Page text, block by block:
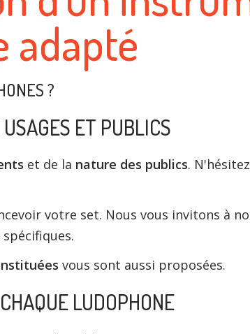
adapté
?
ET PUBLICS
et de la nature des publics.
votre set. Nous vous invitons à
vous sont aussi proposées.
LUDOPHONE